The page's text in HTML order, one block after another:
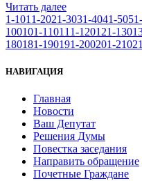
Читать далее
1-1011-2021-3031-4041-50
100101-110111-120121-130
180181-190191-200201-210
НАВИГАЦИЯ
Главная
Новости
Ваш Депутат
Решения Думы
Повестка заседания
Направить обращение
Почетные Граждане